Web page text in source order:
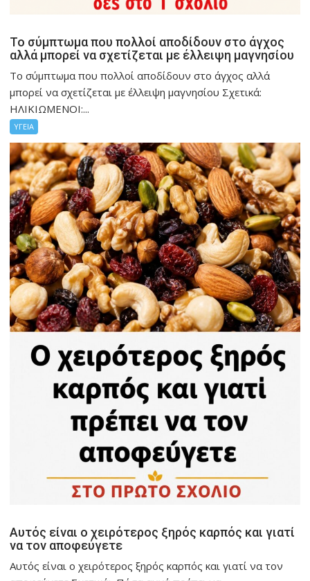
Το σύμπτωμα που πολλοί αποδίδουν στο άγχος
αλλά μπορεί να σχετίζεται με έλλειψη μαγνησίου
Το σύμπτωμα που πολλοί αποδίδουν στο άγχος αλλά
μπορεί να σχετίζεται με έλλειψη μαγνησίου Σχετικά:
ΗΛΙΚΙΩΜΕΝΟΙ:...
ΥΓΕΙΑ
Αυτός είναι ο χειρότερος ξηρός καρπός και γιατί
να τον αποφεύγετε
Αυτός είναι ο χειρότερος ξηρός καρπός και γιατί να τον